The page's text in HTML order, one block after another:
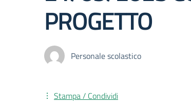
PROGETTO
Personale scolastico
Stampa / Condividi